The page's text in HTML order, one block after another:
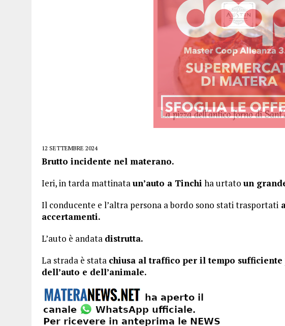
12 SETTEMBRE 2024
Brutto incidente nel materano.
Ieri, in tarda mattinataun’auto a Tinchi ha urtato un
Il conducente e l’altra persona a bordo sono stati trasportati
accertamenti.
L’auto è andata distrutta.
La strada è stata chiusa al traffico per il tempo
dell’auto e dell’animale.